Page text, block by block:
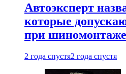
Автоэксперт
которые
при шиномонтаже
2 года спустя2 года спустя